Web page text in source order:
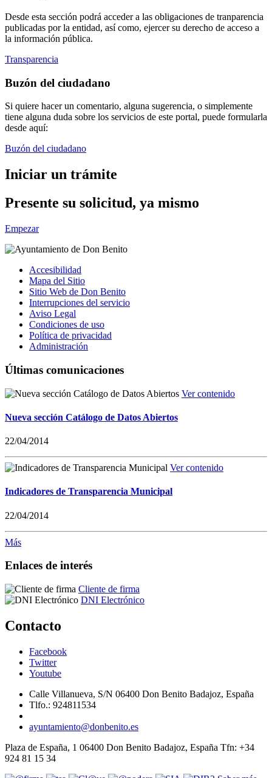
Desde esta sección podrá acceder a las obligaciones de tranparencia
publicadas por la entidad, así como, ejercer su derecho de acceso a
la información pública.
Transparencia
Buzón del ciudadano
Si quiere hacer un comentario, alguna sugerencia, o simplemente
tiene alguna duda sobre los servicios de este portal, puede formularla
desde aquí:
Buzón del ciudadano
Iniciar un trámite
Presente su solicitud, ya mismo
Empezar
Accesibilidad
Mapa del Sitio
Sitio Web de Don Benito
Interrupciones del servicio
Aviso Legal
Condiciones de uso
Política de privacidad
Administración
Últimas comunicaciones
Ver contenido
Nueva sección Catálogo de Datos Abiertos
22/04/2014
Ver contenido
Indicadores de Transparencia Municipal
22/04/2014
Más
Enlaces de interés
Cliente de firma
DNI Electrónico
Contacto
Facebook
Twitter
Youtube
Calle Villanueva, S/N 06400 Don Benito Badajoz, España
Tlfo.: 924811534
ayuntamiento@donbenito.es
Plaza de España, 1 06400 Don Benito Badajoz, España Tfn: +34
924 81 15 34